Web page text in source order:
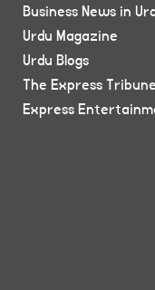
Business News in
Urdu Magazine
Urdu Blogs
The Express Tribune
Express